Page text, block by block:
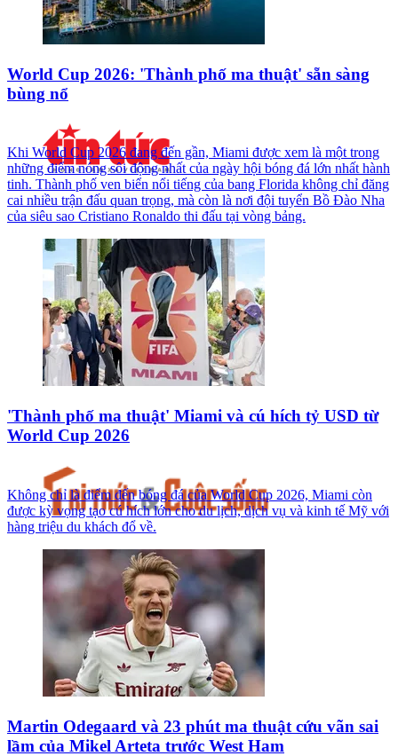
World Cup 2026: 'Thành phố ma thuật' sẵn sàng
bùng nổ
Khi World Cup 2026 đang đến gần, Miami được xem là một trong
những điểm nóng sôi động nhất của ngày hội bóng đá lớn nhất hành
tinh. Thành phố ven biển nổi tiếng của bang Florida không chỉ đăng
cai nhiều trận đấu quan trọng, mà còn là nơi đội tuyển Bồ Đào Nha
của siêu sao Cristiano Ronaldo thi đấu tại vòng bảng.
'Thành phố ma thuật' Miami và cú hích tỷ USD từ
World Cup 2026
Không chỉ là điểm đến bóng đá của World Cup 2026, Miami còn
được kỳ vọng tạo cú hích lớn cho du lịch, dịch vụ và kinh tế Mỹ với
hàng triệu du khách đổ về.
Martin Odegaard và 23 phút ma thuật cứu vãn sai
lầm của Mikel Arteta trước West Ham